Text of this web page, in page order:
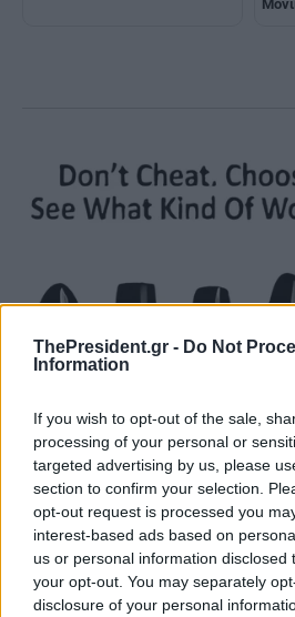
ThePresident.gr - Do Not
Information
If you wish to opt-out of the sale,
processing of your personal or
targeted advertising by us, please
section to confirm your selection.
opt-out request is processed you
interest-based ads based on
us or personal information disclosed
your opt-out. You may separately
disclosure of your personal